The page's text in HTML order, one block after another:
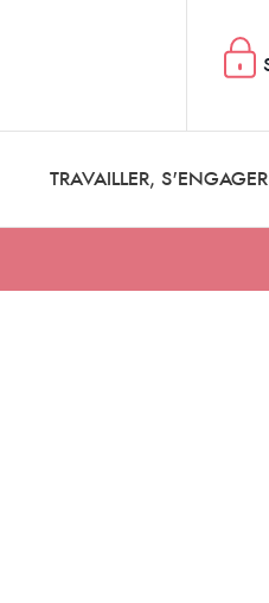
TRAVAILLER, S'ENGAGER